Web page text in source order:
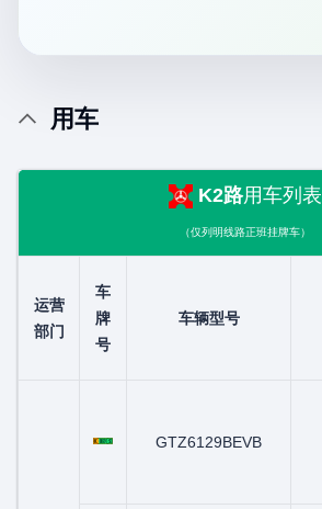
用车
K2路用车列表
（仅列明线路正班挂牌车）
运营
部门
车
牌
号
车辆型号
GTZ6129BEVB